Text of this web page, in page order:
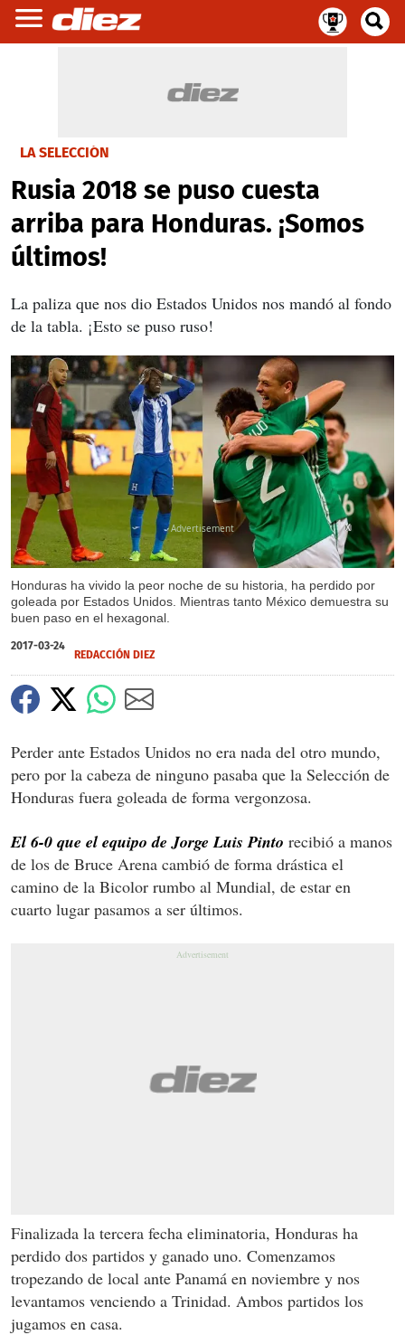
LA SELECCIÓN
Rusia 2018 se puso cuesta
arriba para Honduras. ¡Somos
últimos!
La paliza que nos dio Estados Unidos nos mandó al fondo
de la tabla. ¡Esto se puso ruso!
Honduras ha vivido la peor noche de su historia, ha perdido por
goleada por Estados Unidos. Mientras tanto México demuestra su
buen paso en el hexagonal.
X
2017-03-24
REDACCIÓN DIEZ
Perder ante Estados Unidos no era nada del otro mundo,
pero por la cabeza de ninguno pasaba que la Selección de
Honduras fuera goleada de forma vergonzosa.
El 6-0 que el equipo de Jorge Luis Pinto recibió a manos
de los de Bruce Arena cambió de forma drástica el
camino de la Bicolor rumbo al Mundial, de estar en
cuarto lugar pasamos a ser últimos.
Finalizada la tercera fecha eliminatoria, Honduras ha
perdido dos partidos y ganado uno. Comenzamos
tropezando de local ante Panamá en noviembre y nos
levantamos venciendo a Trinidad. Ambos partidos los
jugamos en casa.